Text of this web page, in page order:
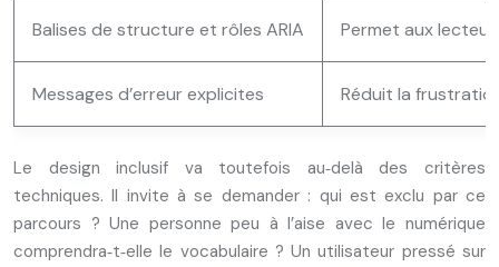
Balises de structure et rôles ARIA Permet aux
Messages d’erreur explicites Réduit la
Le design inclusif va toutefois au‑delà des critères
techniques. Il invite à se demander : qui est exclu par ce
parcours ? Une personne peu à l’aise avec le numérique
comprendra‑t‑elle le vocabulaire ? Un utilisateur pressé sur